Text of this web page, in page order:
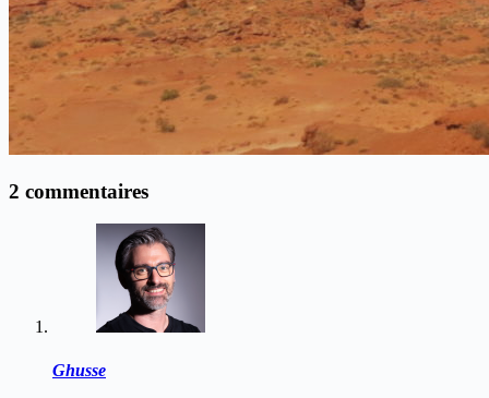
2 commentaires
Ghusse